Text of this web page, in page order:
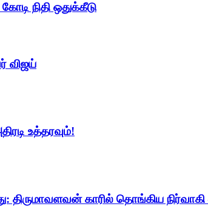
நிதி ஒதுக்கீடு
விஜய்
உத்தரவும்!
காரில் தொங்கிய